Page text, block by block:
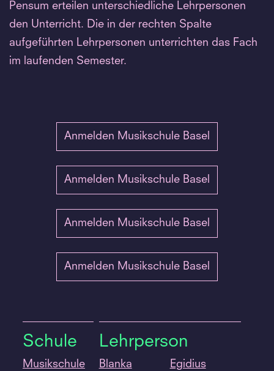
Pensum erteilen unterschiedliche Lehrpersonen
den Unterricht. Die in der rechten Spalte
aufgeführten Lehrpersonen unterrichten das Fach
im laufenden Semester.
Anmelden Musikschule Basel
Anmelden Musikschule Basel
Anmelden Musikschule Basel
Anmelden Musikschule Basel
Schule
Musikschule
Lehrperson
Blanka
Egidius